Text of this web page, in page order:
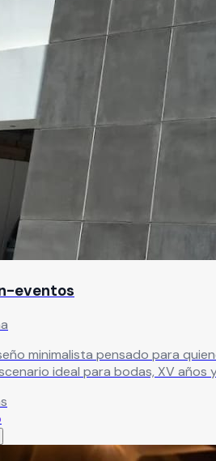
eventos
minimalista pensado para
ideal para bodas, XV